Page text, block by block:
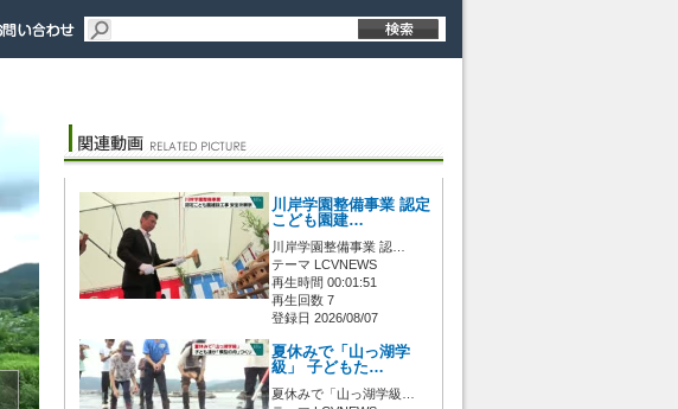
川岸学園整備事業 認定
こども園建…
川岸学園整備事業 認…
テーマ LCVNEWS
再生時間 00:01:51
再生回数 7
登録日 2026/08/07
夏休みで「山っ湖学
級」 子どもた…
夏休みで「山っ湖学級…